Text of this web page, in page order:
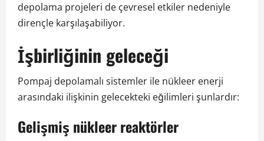
depolama projeleri de çevresel etkiler nedeniyle
dirençle karşılaşabiliyor.
İşbirliğinin geleceği
Pompaj depolamalı sistemler ile nükleer enerji
arasındaki ilişkinin gelecekteki eğilimleri şunlardır:
Gelişmiş nükleer reaktörler